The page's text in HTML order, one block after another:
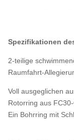
Spezifikationen
2-teilige
Raumfahrt-
Voll ausgeglichen
Rotorring aus
Ein Bohrring mit